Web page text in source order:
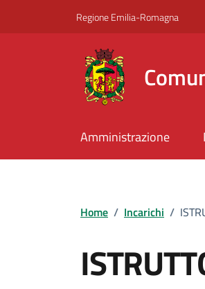
Regione Emilia-Romagna
Amministrazione
Home / Incarichi /